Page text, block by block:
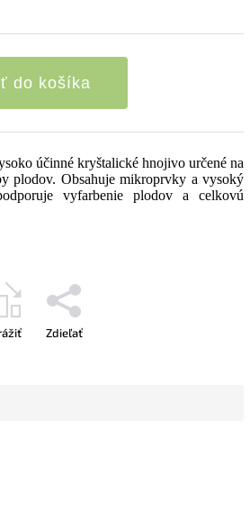
do košíka
účinné kryštalické hnojivo určené na
plodov. Obsahuje mikroprvky a vysoký
vyfarbenie plodov a celkovú
Zdieľať